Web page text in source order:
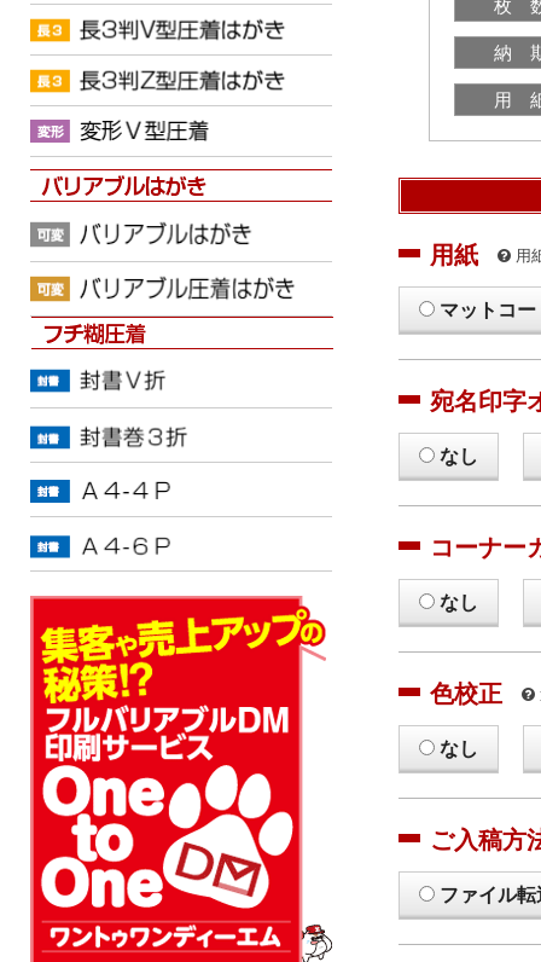
枚
納
用
用紙 用
マットコー
宛名印字
なし
コーナー
なし
色校正
なし
ご入稿方
ファイル